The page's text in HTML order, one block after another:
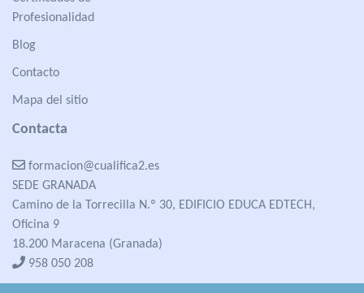
Profesionalidad
Blog
Contacto
Mapa del sitio
Contacta
formacion@cualifica2.es
SEDE GRANADA
Camino de la Torrecilla N.º 30, EDIFICIO EDUCA EDTECH,
Oficina 9
18.200 Maracena (Granada)
958 050 208